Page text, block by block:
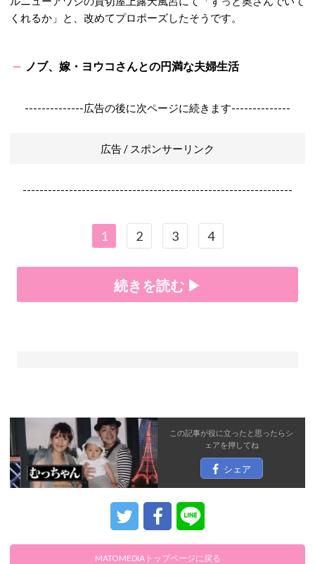
くれるか」と、改めてプロポーズしたそうです。
ノブ、嫁・ヨウコさんとの円満な夫婦生活
--------------広告の後に次ページに続きます--------------
広告 / スポンサーリンク
----------------------------------------------------------------
1 2 3 4
続きを読む ▶
この記事が役に立ったと思ったらシ
ェアを押してね
シェア
MATOMEDIAトップページに戻る